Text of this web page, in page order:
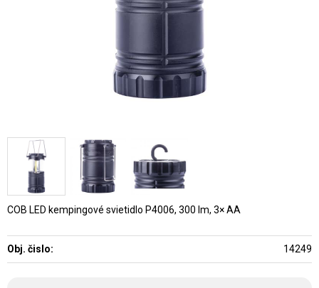
COB LED kempingové svietidlo P4006, 300 lm, 3× AA
Obj. čislo: 14249